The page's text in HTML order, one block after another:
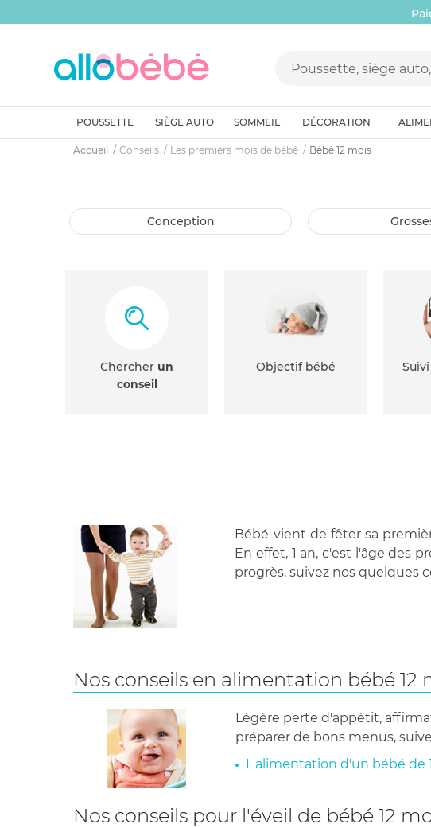
POUSSETTE SIÈGE AUTO SOMMEIL DÉCORATION
Accueil Conseils Les premiers mois de bébé Bébé 12 mois
conception
Chercher un
conseil
Objectif bébé
Bébé vient de fêter sa
En effet, 1 an, c'est l'âge des
progrès, suivez nos quelques
Nos conseils en alimentation bébé 12
Légère perte d'appétit,
préparer de bons menus,
L'alimentation d'un bébé de
Nos conseils pour l'éveil de bébé 12